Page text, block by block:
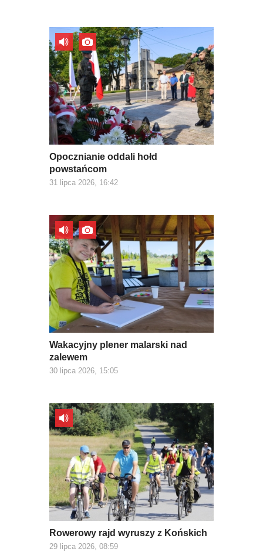
Opocznianie oddali hołd
powstańcom
31 lipca 2026, 16:42
Wakacyjny plener malarski nad
zalewem
30 lipca 2026, 15:05
Rowerowy rajd wyruszy z Końskich
29 lipca 2026, 08:59